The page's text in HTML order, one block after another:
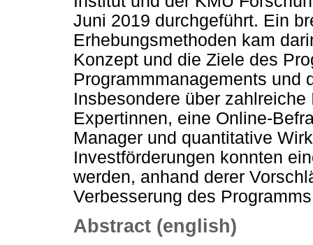
Juni 2019 durchgeführt. Ein
Erhebungsmethoden kam
Konzept und die Ziele des
Programmmanagements und
Insbesondere über
Expertinnen, eine Online-
Manager und quantitative
Investförderungen konnten
werden, anhand derer
Verbesserung des
Abstract (english)